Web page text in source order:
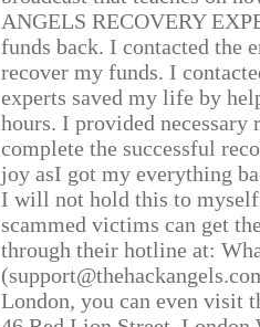
ANGELS RECOVERY
funds back. I contacted the
recover my funds. I
experts saved my life by
hours. I provided
complete the successful
joy asI got my everything
I will not hold this to
scammed victims can get
through their hotline at:
London, you can even visit